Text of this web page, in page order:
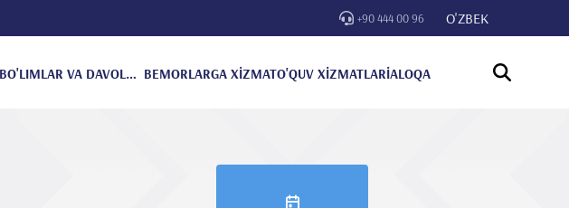
+90 444 00 96 O'ZBEK
BO'LIMLAR VA DAVOLANISH BEMORLARGA XİZMATO'QUV XİZMATLARİALOQA